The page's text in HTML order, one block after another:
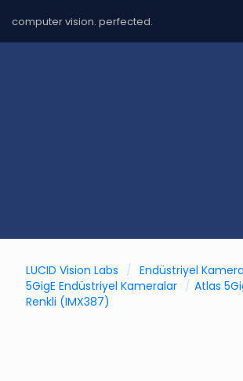
computer vision. perfected.
LUCID Vision Labs / Endüstriyel
5GigE Endüstriyel Kameralar / Atlas
Renkli (IMX387)